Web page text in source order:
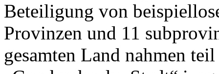
Beteiligung von
Provinzen und 11
gesamten Land nahmen